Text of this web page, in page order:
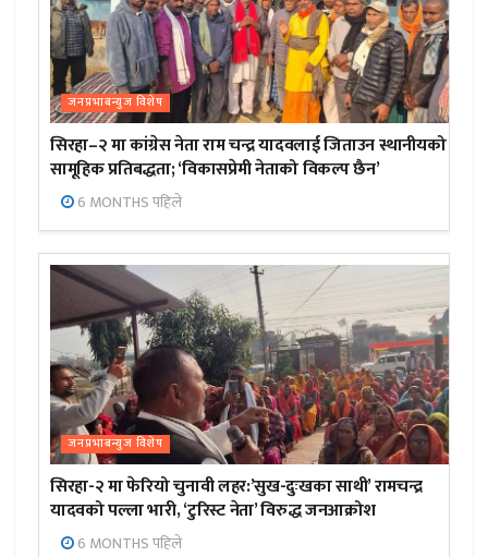
जनप्रभाबन्युज विशेष
सिरहा–२ मा कांग्रेस नेता राम चन्द्र यादवलाई जिताउन स्थानीयको
सामूहिक प्रतिबद्धता; ‘विकासप्रेमी नेताको विकल्प छैन’
6 MONTHS पहिले
जनप्रभाबन्युज विशेष
सिरहा-२ मा फेरियो चुनावी लहर:’सुख-दुःखका साथी’ रामचन्द्र
यादवको पल्ला भारी, ‘टुरिस्ट नेता’ विरुद्ध जनआक्रोश
6 MONTHS पहिले